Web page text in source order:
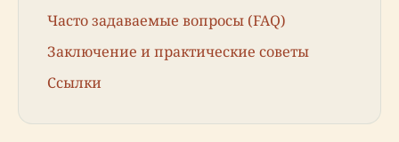
Часто задаваемые вопросы (FAQ)
Заключение и практические советы
Ссылки